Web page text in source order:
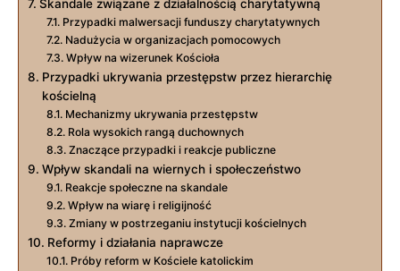
Skandale związane z działalnością charytatywną
Przypadki malwersacji funduszy charytatywnych
Nadużycia w organizacjach pomocowych
Wpływ na wizerunek Kościoła
Przypadki ukrywania przestępstw przez hierarchię
kościelną
Mechanizmy ukrywania przestępstw
Rola wysokich rangą duchownych
Znaczące przypadki i reakcje publiczne
Wpływ skandali na wiernych i społeczeństwo
Reakcje społeczne na skandale
Wpływ na wiarę i religijność
Zmiany w postrzeganiu instytucji kościelnych
Reformy i działania naprawcze
Próby reform w Kościele katolickim